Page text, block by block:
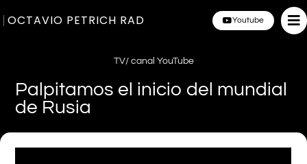
OCTAVIO PETRICH RAD Youtube
TV/ canal YouTube
Palpitamos el inicio del mundial
de Rusia